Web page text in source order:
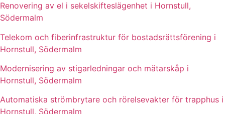
Renovering av el i sekelskifteslägenhet i Hornstull,
Södermalm
Telekom och fiberinfrastruktur för bostadsrättsförening i
Hornstull, Södermalm
Modernisering av stigarledningar och mätarskåp i
Hornstull, Södermalm
Automatiska strömbrytare och rörelsevakter för trapphus i
Hornstull, Södermalm